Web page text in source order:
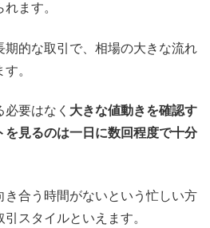
ます。
期的な取引で、相場の大きな流れ
。
要はなく 大きな値動きを確認す
を見るのは一日に数回程度で十分
き合う時間がないという忙しい方
スタイルといえます。